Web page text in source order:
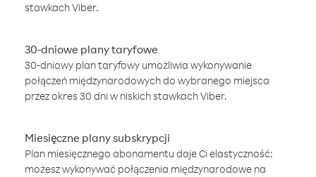
stawkach Viber.
30-dniowe plany taryfowe
30-dniowy plan taryfowy umożliwia wykonywanie
połączeń międzynarodowych do wybranego miejsca
przez okres 30 dni w niskich stawkach Viber.
Miesięczne plany subskrypcji
Plan miesięcznego abonamentu daje Ci elastyczność:
możesz wykonywać połączenia międzynarodowe na